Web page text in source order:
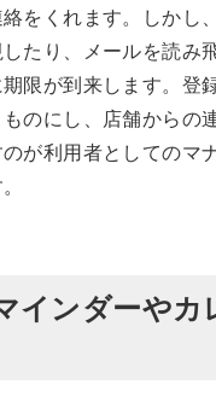
をくれます。しかし
たり、メールを読み
限が到来します。登
のにし、店舗からの
が利用者としてのマ
インダーやカ